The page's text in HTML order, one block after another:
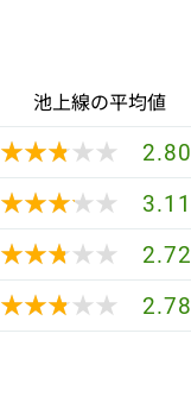
池上線の平均値
★★★★★
★★★★★ 2.80
★★★★★
★★★★★ 3.11
★★★★★
★★★★★ 2.72
★★★★★
★★★★★ 2.78